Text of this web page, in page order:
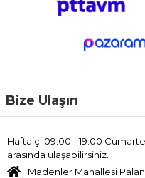
Bize Ulaşın
Haftaiçi 09:00 - 19:00
arasında ulaşabilirsiniz.
Madenler Mahallesi